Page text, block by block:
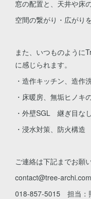
窓の配置と、天井や床
空間の繋がり・広がり
また、いつものように
に感じられます。
・造作キッチン、造作
・床暖房、無垢ヒノキ
・外壁SGL 継ぎ目な
・浸水対策、防火構
ご連絡は下記までお願
contact@tree-archi.com
018-857-5015 担当：